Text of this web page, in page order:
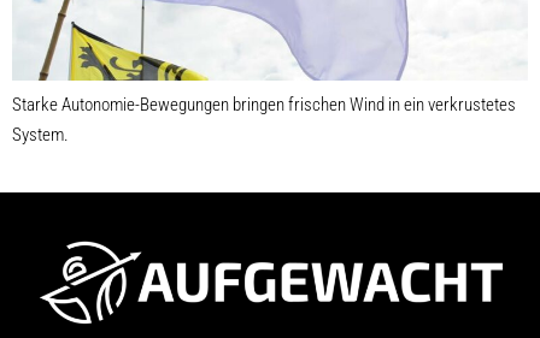
Starke Autonomie-Bewegungen bringen frischen Wind in ein verkrustetes
System.